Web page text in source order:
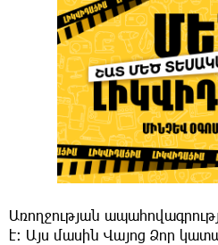
Առողջության
է: Այս մասին Վայոց Ձոր